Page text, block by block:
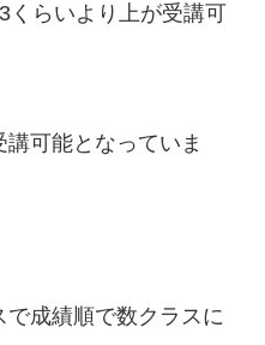
くらいより上が受講可
可能となっていま
成績順で数クラスに